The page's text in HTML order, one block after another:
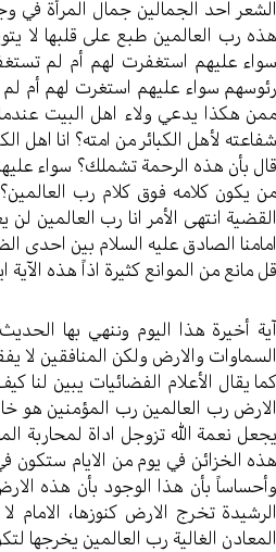
الشعر احد الجمالين جمال المرأة في
هذه رب العالمين طبع على قلبها لا
سواء عليهم استغفرت لهم أم لم
رئوسهم سواء عليهم استغرت لهم أم لم
ممن هكذا يدعي ولاء اهل البيت
شفاعته لأهل الكبائر من امته؟ انا
قال بأن هذه الرحمة تشملك؟ سواء
من يكون كلامه فوق كلام رب
القضية انتهى الأمر انا رب العالمين
امامنا الصادق عليه السلام بين احدى
قل مانع من الموانع كثيرة اذاً هذه
آية أخيرة هذا اليوم وننهي بها
السماوات والارض ولكن المنافقين لا
كما يقال الأعلام الفضائيات يبين
الارض رب العالمين رب المؤمنين هو
يجعل نعمة الله تزوجل اداة لمحاربة
هذه الخزائن في يوم من الايام ستكون
وأحساساً بأن هذا الوجود بأن هذه الارض
الرشيدة تخرج الارض كنوزها، الامام
المعادن الغالية رب العالمين يخرجها